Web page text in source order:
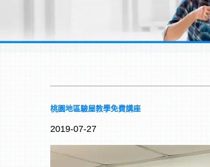
桃園地區驗屋教學免費講座
2019-07-27